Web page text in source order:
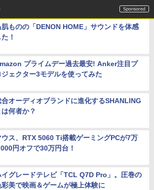
肌ものの「DENON HOME」サウンドを体感
た！
プライムデー過去最安! Anker注目プ
ジェクター3モデルを使ってみた
合オーディオブランドに進化するSHANLING
は何者か？
ウス、RTX 5060 Ti搭載ゲーミングPCが7万
円オフで30万円台！
イグレードテレビ「TCL Q7D Pro」。圧巻の
彩美で映画＆ゲームが極上体験に